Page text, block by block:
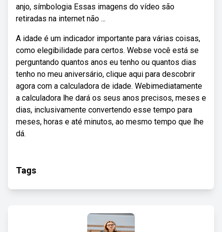
anjo, símbologia Essas imagens do vídeo são
retiradas na internet não ...
A idade é um indicador importante para várias coisas,
como elegibilidade para certos. Webse você está se
perguntando quantos anos eu tenho ou quantos dias
tenho no meu aniversário, clique aqui para descobrir
agora com a calculadora de idade. Webimediatamente
a calculadora lhe dará os seus anos precisos, meses e
dias, inclusivamente convertendo esse tempo para
meses, horas e até minutos, ao mesmo tempo que lhe
dá.
Tags